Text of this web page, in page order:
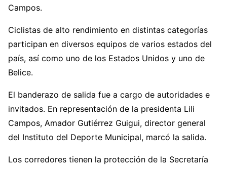
Campos.
Ciclistas de alto rendimiento en distintas categorías
participan en diversos equipos de varios estados del
país, así como uno de los Estados Unidos y uno de
Belice.
El banderazo de salida fue a cargo de autoridades e
invitados. En representación de la presidenta Lili
Campos, Amador Gutiérrez Guigui, director general
del Instituto del Deporte Municipal, marcó la salida.
Los corredores tienen la protección de la Secretaría